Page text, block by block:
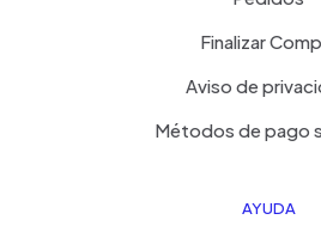
Finalizar
Aviso de
Métodos de pago
AYUDA